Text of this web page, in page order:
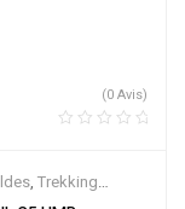
(0 Avis)
, Trekking